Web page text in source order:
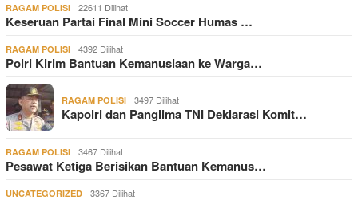
RAGAM POLISI 22611 Dilihat
Keseruan Partai Final Mini Soccer Humas …
RAGAM POLISI 4392 Dilihat
Polri Kirim Bantuan Kemanusiaan ke Warga…
RAGAM POLISI 3497 Dilihat
Kapolri dan Panglima TNI Deklarasi Komit…
RAGAM POLISI 3467 Dilihat
Pesawat Ketiga Berisikan Bantuan Kemanus…
UNCATEGORIZED 3367 Dilihat